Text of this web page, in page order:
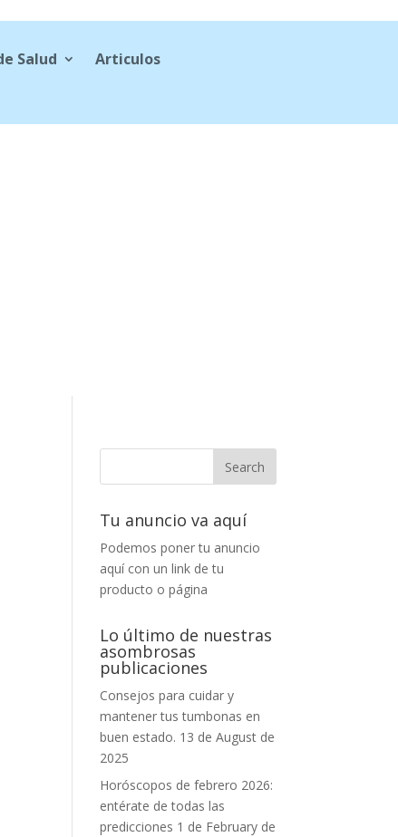
Salud
Articulos
Tu anuncio va aquí
Podemos poner tu anuncio
aquí con un link de tu
producto o página
Lo último de nuestras
asombrosas
publicaciones
Consejos para cuidar y
mantener tus tumbonas en
buen estado. 13 de August de
2025
Horóscopos de febrero 2026:
entérate de todas las
predicciones 1 de February de